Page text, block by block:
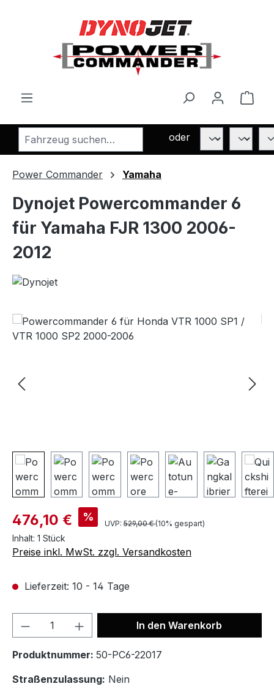
oder
Power Commander Yamaha
Dynojet Powercommander 6
für Yamaha FJR 1300 2006-
2012
Bildergalerie überspringen
476,10 € %
UVP: 529,00 €(10% gespart)
Inhalt: 1 Stück
Preise inkl. MwSt. zzgl. Versandkosten
Lieferzeit: 10 - 14 Tage
In den Warenkorb
Produktnummer: 50-PC6-22017
Straßenzulassung: Nein